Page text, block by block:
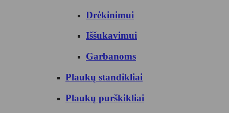
Drėkinimui
Iššukavimui
Garbanoms
Plaukų standikliai
Plaukų purškikliai